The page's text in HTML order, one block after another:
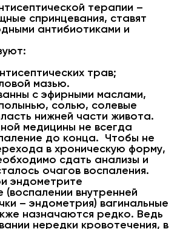
терапии –
спринцевания, ставят
антибиотиками и
трав;
мазью.
с эфирными маслами,
солью, солевые
нижней части живота.
медицины не всегда
до конца. Чтобы не
в хроническую форму,
сдать анализы и
очагов воспаления.
эндометрите
внутренней
– эндометрия) вагинальные
назначаются редко. Ведь
нередки кровотечения, в